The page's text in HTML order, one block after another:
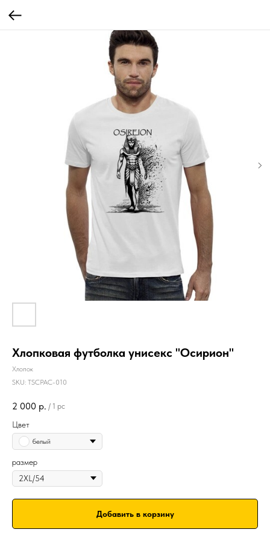
Хлопковая футболка унисекс "Осирион"
Хлопок
SKU: TSCPAC-010
2 000 р. / 1 pc
Цвет
белый
размер
Добавить в корзину